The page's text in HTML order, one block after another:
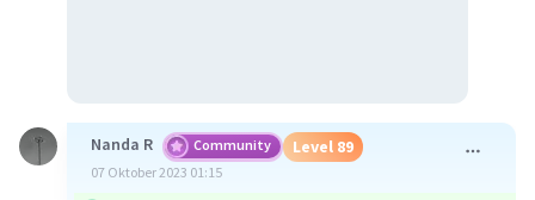
Nanda R Community Level 89
07 Oktober 2023 01:15